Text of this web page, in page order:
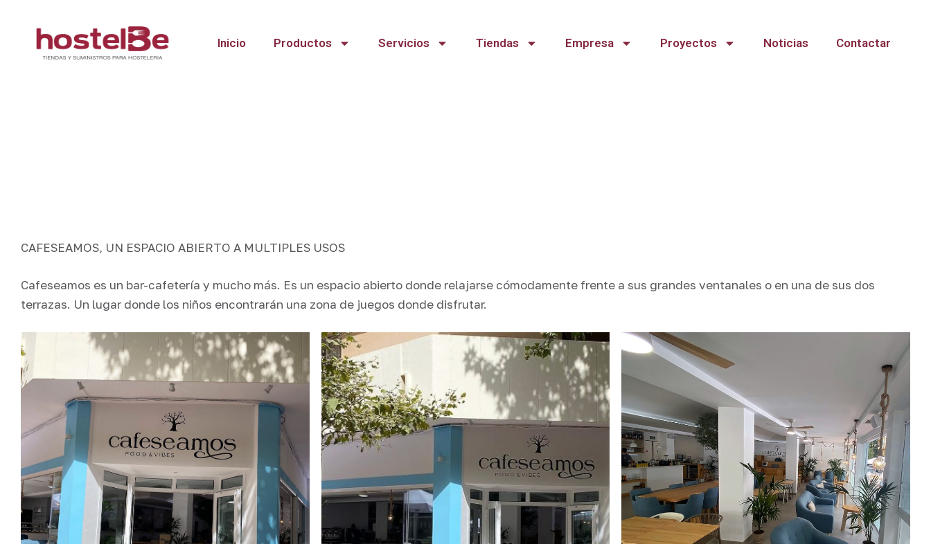
Inicio Productos Servicios Tiendas Empresa Proyectos Noticias Contactar
CAFESEAMOS, UN ESPACIO ABIERTO A MULTIPLES USOS
Cafeseamos es un bar-cafetería y mucho más. Es un espacio abierto donde relajarse cómodamente frente a sus grandes ventanales o en una de sus dos
terrazas. Un lugar donde los niños encontrarán una zona de juegos donde disfrutar.